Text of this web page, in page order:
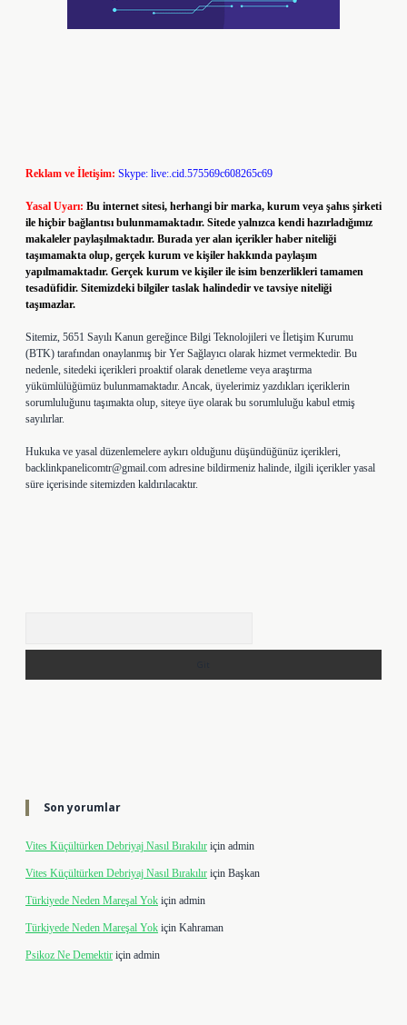
Reklam ve İletişim: Skype: live:.cid.575569c608265c69
Yasal Uyarı: Bu internet sitesi, herhangi bir marka, kurum veya şahıs şirketi
ile hiçbir bağlantısı bulunmamaktadır. Sitede yalnızca kendi hazırladığımız
makaleler paylaşılmaktadır. Burada yer alan içerikler haber niteliği
taşımamakta olup, gerçek kurum ve kişiler hakkında paylaşım
yapılmamaktadır. Gerçek kurum ve kişiler ile isim benzerlikleri tamamen
tesadüfidir. Sitemizdeki bilgiler taslak halindedir ve tavsiye niteliği
taşımazlar.
Sitemiz, 5651 Sayılı Kanun gereğince Bilgi Teknolojileri ve İletişim Kurumu
(BTK) tarafından onaylanmış bir Yer Sağlayıcı olarak hizmet vermektedir. Bu
nedenle, sitedeki içerikleri proaktif olarak denetleme veya araştırma
yükümlülüğümüz bulunmamaktadır. Ancak, üyelerimiz yazdıkları içeriklerin
sorumluluğunu taşımakta olup, siteye üye olarak bu sorumluluğu kabul etmiş
sayılırlar.
Hukuka ve yasal düzenlemelere aykırı olduğunu düşündüğünüz içerikleri,
backlinkpanelicomtr@gmail.com adresine bildirmeniz halinde, ilgili içerikler yasal
süre içerisinde sitemizden kaldırılacaktır.
Son yorumlar
Vites Küçültürken Debriyaj Nasıl Bırakılır için admin
Vites Küçültürken Debriyaj Nasıl Bırakılır için Başkan
Türkiyede Neden Mareşal Yok için admin
Türkiyede Neden Mareşal Yok için Kahraman
Psikoz Ne Demektir için admin